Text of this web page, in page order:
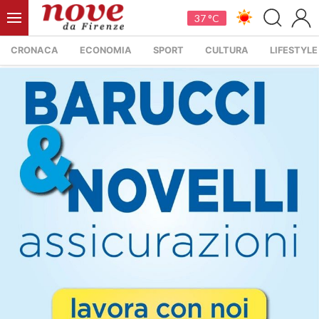
37 °C
CRONACA ECONOMIA SPORT CULTURA LIFESTYLE